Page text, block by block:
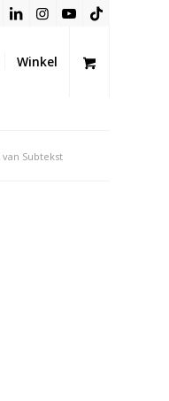
Winkel
Subtekst